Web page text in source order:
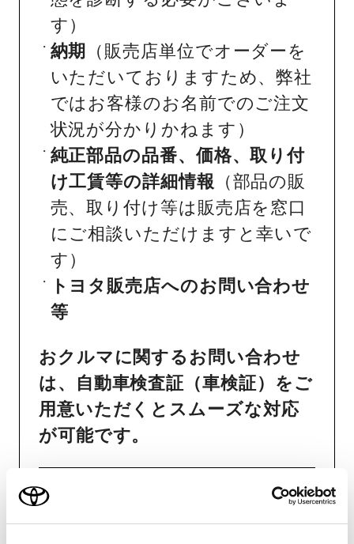
す）
納期
（販売店単位でオーダーを
いただいておりますため、弊社
ではお客様のお名前でのご注文
状況が分かりかねます）
純正部品の品番、価格、取り付
け工賃等の詳細情報 （部品の販
売、取り付け等は販売店を窓口
にご相談いただけますと幸いで
す）
トヨタ販売店へのお問い合わせ
等
おクルマに関するお問い合わせ
は、自動車検査証（車検証）をご
用意いただくとスムーズな対応
が可能です。
リコール等情報はこちら